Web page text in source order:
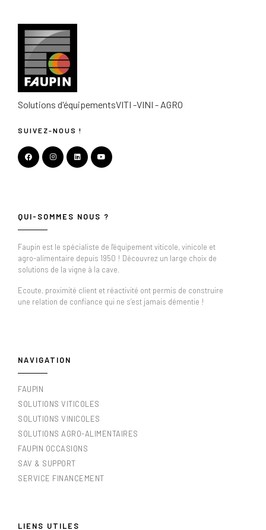
Solutions d'équipementsVITI -VINI - AGRO
SUIVEZ-NOUS !
QUI-SOMMES NOUS ?
Faupin est le spécialiste de l'équipement viticole, vinicole et
agro-alimentaire depuis 1950 ! Découvrez un large choix de
solutions de la vigne à la cave.
Ecoute, proximité client et réactivité ont permis de construire
une relation de confiance qui ne s’est jamais démentie !
NAVIGATION
FAUPIN
SOLUTIONS VITICOLES
SOLUTIONS VINICOLES
SOLUTIONS AGRO-ALIMENTAIRES
FAUPIN OCCASIONS
SAV & SUPPORT
SERVICE FINANCEMENT
LIENS UTILES